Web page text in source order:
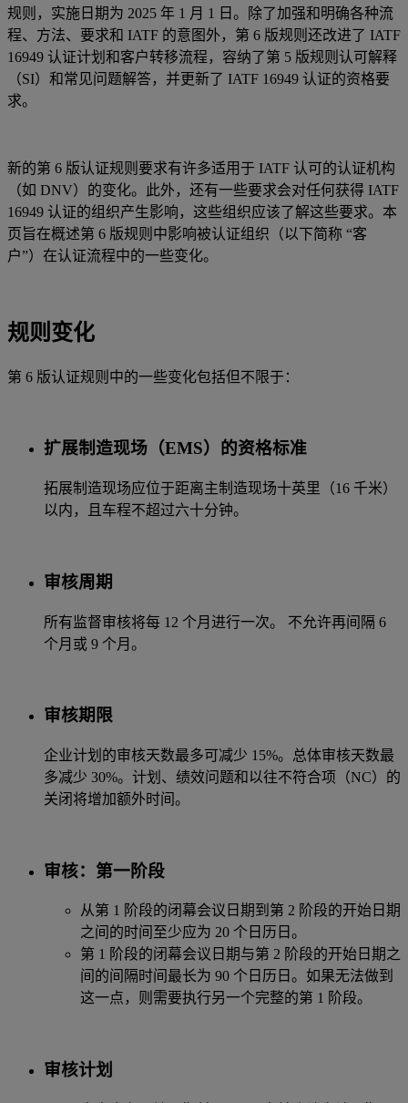
规则，实施日期为 2025 年 1 月 1 日。除了加强和明确各种流
程、方法、要求和 IATF 的意图外，第 6 版规则还改进了 IATF
16949 认证计划和客户转移流程，容纳了第 5 版规则认可解释
（SI）和常见问题解答，并更新了 IATF 16949 认证的资格要
求。
新的第 6 版认证规则要求有许多适用于 IATF 认可的认证机构
（如 DNV）的变化。此外，还有一些要求会对任何获得 IATF
16949 认证的组织产生影响，这些组织应该了解这些要求。本
页旨在概述第 6 版规则中影响被认证组织（以下简称 “客
户”）在认证流程中的一些变化。
规则变化
第 6 版认证规则中的一些变化包括但不限于：
扩展制造现场（EMS）的资格标准
拓展制造现场应位于距离主制造现场十英里（16 千米）
以内，且车程不超过六十分钟。
审核周期
所有监督审核将每 12 个月进行一次。 不允许再间隔 6
个月或 9 个月。
审核期限
企业计划的审核天数最多可减少 15%。总体审核天数最
多减少 30%。计划、绩效问题和以往不符合项（NC）的
关闭将增加额外时间。
审核：第一阶段
从第 1 阶段的闭幕会议日期到第 2 阶段的开始日期
之间的时间至少应为 20 个日历日。
第 1 阶段的闭幕会议日期与第 2 阶段的开始日期之
间的间隔时间最长为 90 个日历日。如果无法做到
这一点，则需要执行另一个完整的第 1 阶段。
审核计划